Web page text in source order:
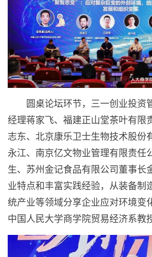
圆桌论坛环节，三一创业投资
经理蒋家飞、福建正山堂茶叶有限
志东、北京康乐卫士生物技术股份
永江、南京亿文物业管理有限责任
生、苏州金记食品有限公司董事长
业特点和丰富实践经验，从装备制
统产业等领域分享企业应对环境变
中国人民大学商学院贸易经济系教